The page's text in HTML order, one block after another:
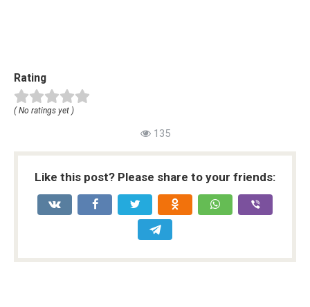
Rating
( No ratings yet )
135
Like this post? Please share to your friends: